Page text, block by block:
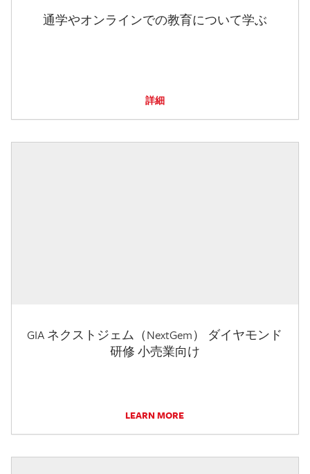
通学やオンラインでの教育について学ぶ
詳細
GIA ネクストジェム（NextGem） ダイヤモンド
研修 小売業向け
LEARN MORE